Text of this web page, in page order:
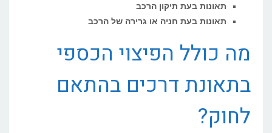
תאונות בעת תיקון הרכב
תאונות בעת חניה או גרירה של הרכב
מה כולל הפיצוי הכספי
בתאונת דרכים בהתאם
לחוק?